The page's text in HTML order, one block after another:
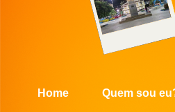
Home Quem sou